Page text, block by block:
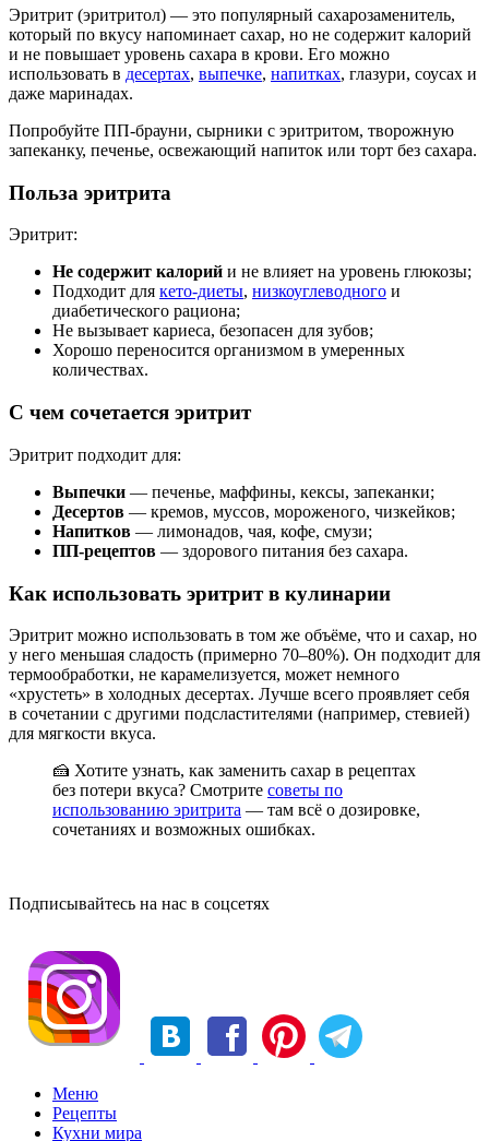
Эритрит (эритритол) — это популярный сахарозаменитель,
который по вкусу напоминает сахар, но не содержит калорий
и не повышает уровень сахара в крови. Его можно
использовать в десертах, выпечке, напитках, глазури, соусах и
даже маринадах.
Попробуйте ПП-брауни, сырники с эритритом, творожную
запеканку, печенье, освежающий напиток или торт без сахара.
Польза эритрита
Эритрит:
Не содержит калорий и не влияет на уровень глюкозы;
Подходит для кето-диеты, низкоуглеводного и
диабетического рациона;
Не вызывает кариеса, безопасен для зубов;
Хорошо переносится организмом в умеренных
количествах.
С чем сочетается эритрит
Эритрит подходит для:
Выпечки — печенье, маффины, кексы, запеканки;
Десертов — кремов, муссов, мороженого, чизкейков;
Напитков — лимонадов, чая, кофе, смузи;
ПП-рецептов — здорового питания без сахара.
Как использовать эритрит в кулинарии
Эритрит можно использовать в том же объёме, что и сахар, но
у него меньшая сладость (примерно 70–80%). Он подходит для
термообработки, не карамелизуется, может немного
«хрустеть» в холодных десертах. Лучше всего проявляет себя
в сочетании с другими подсластителями (например, стевией)
для мягкости вкуса.
🍰 Хотите узнать, как заменить сахар в рецептах
без потери вкуса? Смотрите советы по
использованию эритрита — там всё о дозировке,
сочетаниях и возможных ошибках.
Подписывайтесь на нас в соцсетях
Меню
Рецепты
Кухни мира